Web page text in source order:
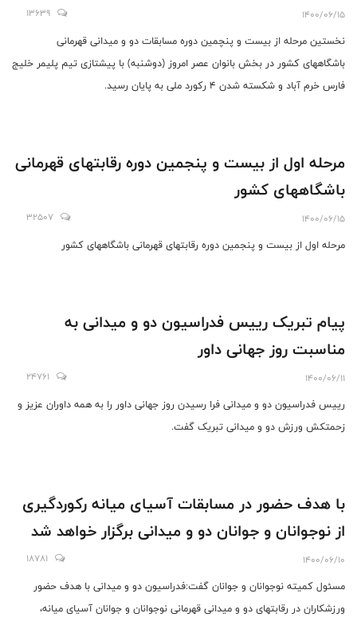
1400/06/15
13639
نخستین مرحله از بیست و پنچمین دوره مسابقات دو و میدانی قهرمانی
باشگاههای کشور در بخش بانوان عصر امروز (دوشنبه) با پیشتازی تیم پلیمر خلیج
فارس خرم آباد و شکسته شدن ۴ رکورد ملی به پایان رسید.
مرحله اول از بیست و پنجمین دوره رقابتهای قهرمانی
باشگاههای کشور
1400/06/15
32507
مرحله اول از بیست و پنجمین دوره رقابتهای قهرمانی باشگاههای کشور
پیام تبریک رییس فدراسیون دو و میدانی به
مناسبت روز جهانی داور
1400/06/11
24761
رییس فدراسیون دو و میدانی فرا رسیدن روز جهانی داور را به همه داوران عزیز و
زحمتکش ورزش دو و میدانی تبریک گفت.
با هدف حضور در مسابقات آسیای میانه رکوردگیری
از نوجوانان و جوانان دو و میدانی برگزار خواهد شد
1400/06/10
18781
مسئول کمیته نوجوانان و جوانان گفت:فدراسیون دو و میدانی با هدف حضور
ورزشکاران در رقابتهای دو و میدانی قهرمانی نوجوانان و جوانان آسیای میانه،